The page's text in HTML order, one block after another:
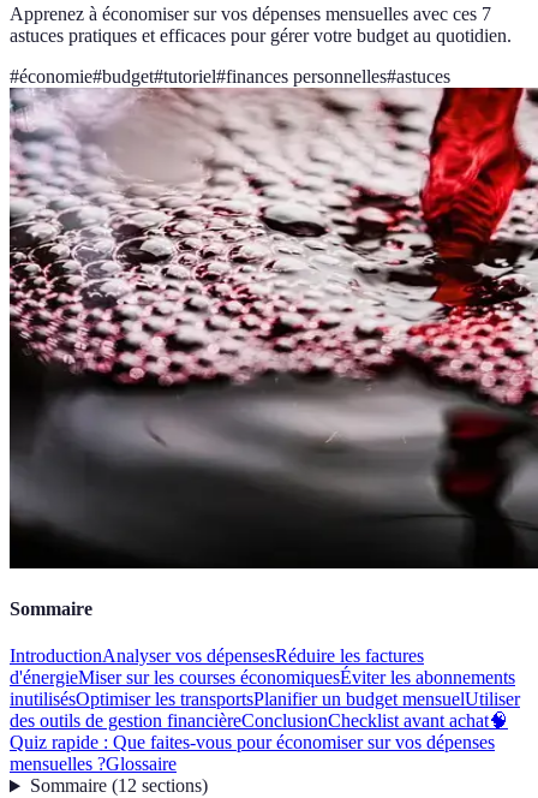
Apprenez à économiser sur vos dépenses mensuelles avec ces 7
astuces pratiques et efficaces pour gérer votre budget au quotidien.
#économie#budget#tutoriel#finances personnelles#astuces
Sommaire
IntroductionAnalyser vos dépensesRéduire les factures
d'énergieMiser sur les courses économiquesÉviter les abonnements
inutilisésOptimiser les transportsPlanifier un budget mensuelUtiliser
des outils de gestion financièreConclusionChecklist avant achat🧠
Quiz rapide : Que faites-vous pour économiser sur vos dépenses
mensuelles ?Glossaire
Sommaire(12 sections)